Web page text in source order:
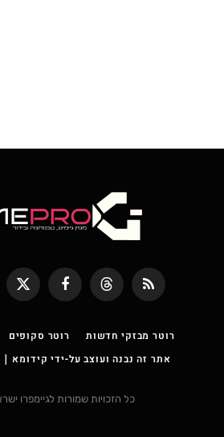
RSS
Threads פייסבוק
X
(טוויטר)
רוטר מבזקי חדשות רוטר סקופים
אתר זה נבנה ועוצב על-ידי קידומא |
כל הזכויות שמורות לגיימפרו